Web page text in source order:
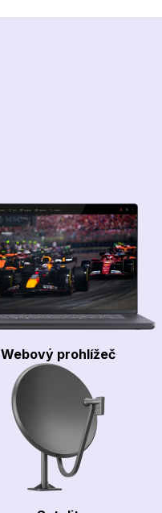
Webový prohlížeč